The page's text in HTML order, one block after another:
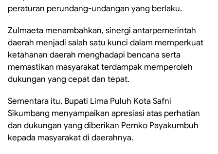
peraturan perundang-undangan yang berlaku.
Zulmaeta menambahkan, sinergi antarpemerintah
daerah menjadi salah satu kunci dalam memperkuat
ketahanan daerah menghadapi bencana serta
memastikan masyarakat terdampak memperoleh
dukungan yang cepat dan tepat.
Sementara itu, Bupati Lima Puluh Kota Safni
Sikumbang menyampaikan apresiasi atas perhatian
dan dukungan yang diberikan Pemko Payakumbuh
kepada masyarakat di daerahnya.